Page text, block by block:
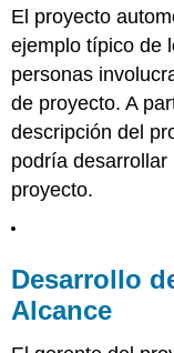
El proyecto
ejemplo típico de
personas
de proyecto. A
descripción del
podría
proyecto.
Desarrollo
Alcance